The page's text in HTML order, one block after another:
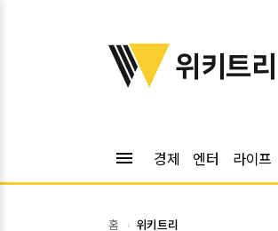
위키트리
위키트리
menu 경제 엔터 라이프
홈 위키트리